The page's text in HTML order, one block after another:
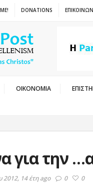
DONATIONS
ΟΙΚΟΝΟΜΙΑ
για την
2012, 14 έτη ago 0 0